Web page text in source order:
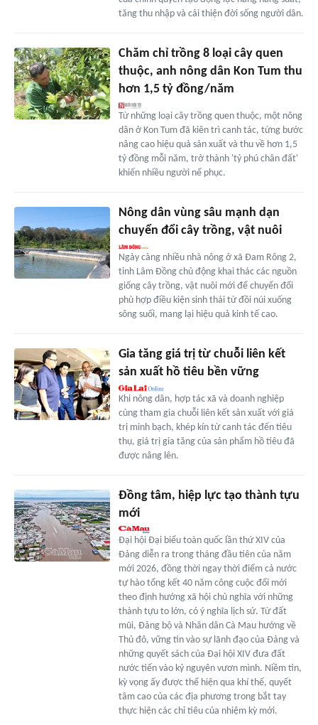
tăng thu nhập và cải thiện đời sống người dân.
Chăm chỉ trồng 8 loại cây quen
thuộc, anh nông dân Kon Tum thu
hơn 1,5 tỷ đồng/năm
Từ những loại cây trồng quen thuộc, một nông
dân ở Kon Tum đã kiên trì canh tác, từng bước
nâng cao hiệu quả sản xuất và thu về hơn 1,5
tỷ đồng mỗi năm, trở thành 'tỷ phú chân đất'
khiến nhiều người nể phục.
Nông dân vùng sâu mạnh dạn
chuyển đổi cây trồng, vật nuôi
Ngày càng nhiều nhà nông ở xã Đam Rông 2,
tỉnh Lâm Đồng chủ động khai thác các nguồn
giống cây trồng, vật nuôi mới để chuyển đổi
phù hợp điều kiện sinh thái từ đồi núi xuống
sông suối, mang lại hiệu quả kinh tế cao.
Gia tăng giá trị từ chuỗi liên kết
sản xuất hồ tiêu bền vững
Khi nông dân, hợp tác xã và doanh nghiệp
cùng tham gia chuỗi liên kết sản xuất với giá
trị minh bạch, khép kín từ canh tác đến tiêu
thụ, giá trị gia tăng của sản phẩm hồ tiêu đã
được nâng lên.
Ðồng tâm, hiệp lực tạo thành tựu
mới
Ðại hội Ðại biểu toàn quốc lần thứ XIV của
Ðảng diễn ra trong tháng đầu tiên của năm
mới 2026, đồng thời ngay thời điểm cả nước
tự hào tổng kết 40 năm công cuộc đổi mới
theo định hướng xã hội chủ nghĩa với những
thành tựu to lớn, có ý nghĩa lịch sử. Từ đất
mũi, Ðảng bộ và Nhân dân Cà Mau hướng về
Thủ đô, vững tin vào sự lãnh đạo của Ðảng và
những quyết sách của Ðại hội XIV đưa đất
nước tiến vào kỷ nguyên vươn mình. Niềm tin,
kỳ vọng ấy được thể hiện qua khí thế, quyết
tâm cao của các địa phương trong bắt tay
thực hiện các chỉ tiêu của nhiệm kỳ mới.